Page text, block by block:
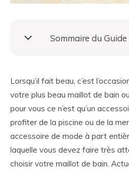
Sommaire du Guide
Lorsqu’il fait beau, c’est
votre plus beau maillot de bain
pour vous ce n’est qu’un
profiter de la piscine ou de la
accessoire de mode à part
laquelle vous devez faire très
choisir votre maillot de bain.